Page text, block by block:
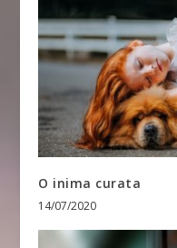
O inima curata
14/07/2020